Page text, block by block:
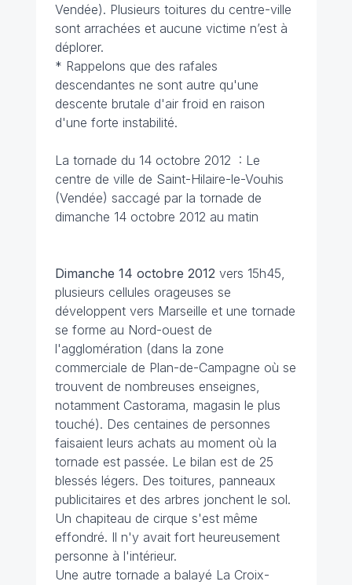
Vendée). Plusieurs toitures du centre-ville
sont arrachées et aucune victime n’est à
déplorer.
* Rappelons que des rafales
descendantes ne sont autre qu'une
descente brutale d'air froid en raison
d'une forte instabilité.
La tornade du 14 octobre 2012 : Le
centre de ville de Saint-Hilaire-le-Vouhis
(Vendée) saccagé par la tornade de
dimanche 14 octobre 2012 au matin
Dimanche 14 octobre 2012 vers 15h45,
plusieurs cellules orageuses se
développent vers Marseille et une tornade
se forme au Nord-ouest de
l'agglomération (dans la zone
commerciale de Plan-de-Campagne où se
trouvent de nombreuses enseignes,
notamment Castorama, magasin le plus
touché). Des centaines de personnes
faisaient leurs achats au moment où la
tornade est passée. Le bilan est de 25
blessés légers. Des toitures, panneaux
publicitaires et des arbres jonchent le sol.
Un chapiteau de cirque s'est même
effondré. Il n'y avait fort heureusement
personne à l'intérieur.
Une autre tornade a balayé La Croix-